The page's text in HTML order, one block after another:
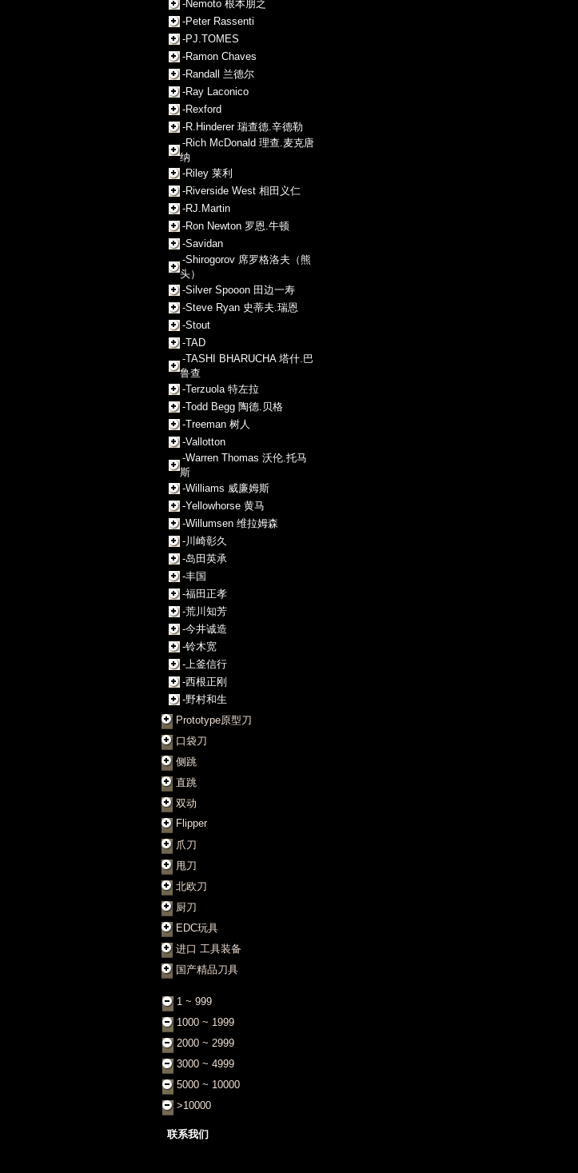
-Nemoto 根本朋之
-Peter Rassenti
-PJ.TOMES
-Ramon Chaves
-Randall 兰德尔
-Ray Laconico
-Rexford
-R.Hinderer 瑞查德.辛德勒
-Rich McDonald 理查.麦克唐
纳
-Riley 莱利
-Riverside West 相田义仁
-RJ.Martin
-Ron Newton 罗恩.牛顿
-Savidan
-Shirogorov 席罗格洛夫（熊
头）
-Silver Spooon 田边一寿
-Steve Ryan 史蒂夫.瑞恩
-Stout
-TAD
-TASHI BHARUCHA 塔什.巴
鲁查
-Terzuola 特左拉
-Todd Begg 陶德.贝格
-Treeman 树人
-Vallotton
-Warren Thomas 沃伦.托马
斯
-Williams 威廉姆斯
-Yellowhorse 黄马
-Willumsen 维拉姆森
-川崎彰久
-岛田英承
-丰国
-福田正孝
-荒川知芳
-今井诚造
-铃木宽
-上釜信行
-西根正刚
-野村和生
Prototype原型刀
口袋刀
侧跳
直跳
双动
Flipper
爪刀
甩刀
北欧刀
厨刀
EDC玩具
进口 工具装备
国产精品刀具
1 ~ 999
1000 ~ 1999
2000 ~ 2999
3000 ~ 4999
5000 ~ 10000
>10000
联系我们